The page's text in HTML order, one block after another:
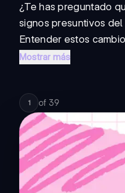
¿Te has preguntado
signos presuntivos
Entender estos
Mostrar más
1 of 39